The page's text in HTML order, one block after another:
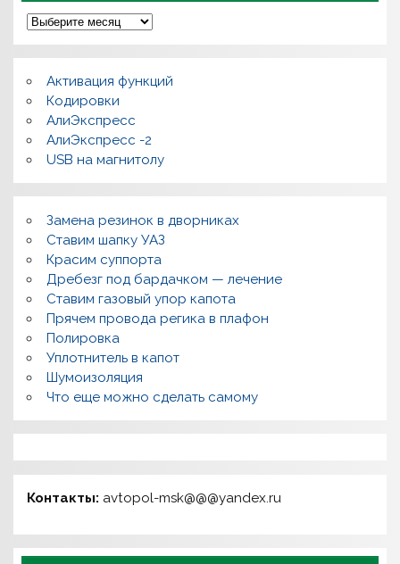
А
р
х
и
ы
Активация функций
Кодировки
АлиЭкспресс
АлиЭкспресс -2
USB на магнитолу
Замена резинок в дворниках
Ставим шапку УАЗ
Красим суппорта
Дребезг под бардачком — лечение
Ставим газовый упор капота
Прячем провода регика в плафон
Полировка
Уплотнитель в капот
Шумоизоляция
Что еще можно сделать самому
Контакты: avtopol-msk@@@yandex.ru